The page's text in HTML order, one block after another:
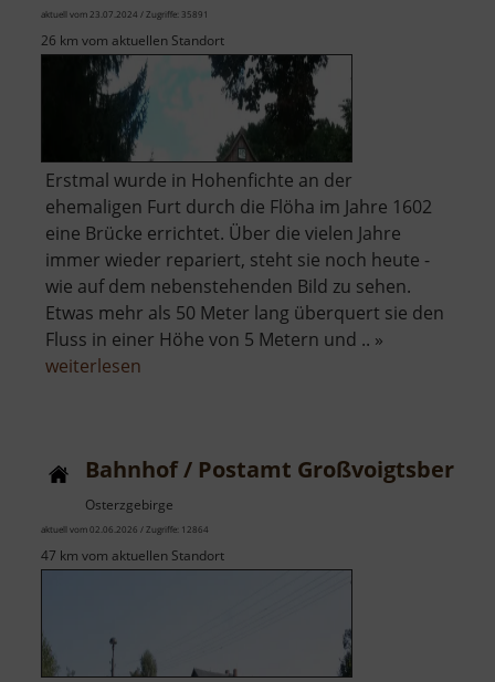
aktuell vom 23.07.2024 / Zugriffe: 35891
26 km vom aktuellen Standort
Erstmal wurde in Hohenfichte an der
ehemaligen Furt durch die Flöha im Jahre 1602
eine Brücke errichtet. Über die vielen Jahre
immer wieder repariert, steht sie noch heute -
wie auf dem nebenstehenden Bild zu sehen.
Etwas mehr als 50 Meter lang überquert sie den
Fluss in einer Höhe von 5 Metern und .. »
weiterlesen
Bahnhof / Postamt Großvoigtsberg
Osterzgebirge
aktuell vom 02.06.2026 / Zugriffe: 12864
47 km vom aktuellen Standort